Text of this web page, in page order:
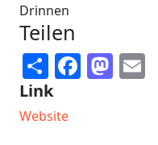
Drinnen
Teilen
Share
Link
Website